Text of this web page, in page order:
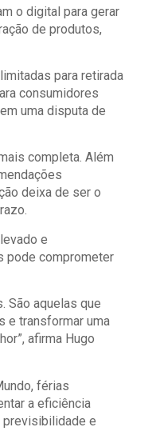
o digital para gerar
de produtos,
para retirada
consumidores
uma disputa de
completa. Além
deixa de ser o
e
pode comprometer
São aquelas que
e transformar uma
afirma Hugo
férias
a eficiência
previsibilidade e